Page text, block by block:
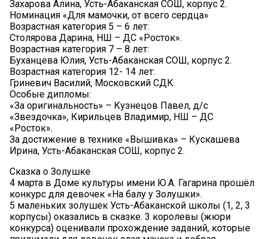
Захарова Алина, Усть-Абаканская СОШ, корпус 2.
Номинация «Для мамочки, от всего сердца»
Возрастная категория 5 – 6 лет:
Столярова Дарина, НШ – ДС «Росток».
Возрастная категория 7 – 8 лет:
Буханцева Юлия, Усть-Абаканская СОШ, корпус 2.
Возрастная категория 12- 14 лет:
Гриневич Василий, Московский СДК.
Особые дипломы:
«За оригинальность» – Кузнецов Павел, д/с
«Звездочка», Кирильцев Владимир, НШ – ДС
«Росток».
За достижение в технике «Вышивка» – Кускашева
Ирина, Усть-Абаканская СОШ, корпус 2.
Сказка о Золушке
4 марта в Доме культуры имени Ю.А. Гагарина прошёл
конкурс для девочек «На балу у Золушки».
5 маленьких золушек Усть-Абаканской школы (1, 2, 3
корпусы) оказались в сказке. 3 королевы (жюри
конкурса) оценивали прохождение заданий, которые